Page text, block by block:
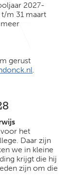
2027-
m 31 maart
gerust
.
het
Daar zijn
we in kleine
krijgt die hij
zijn om die